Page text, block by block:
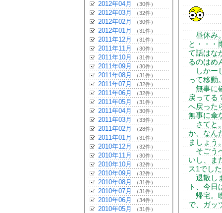
2012年04月 （30件）
2012年03月 （32件）
2012年02月 （30件）
2012年01月 （31件）
2011年12月 （31件）
2011年11月 （30件）
2011年10月 （31件）
2011年09月 （30件）
2011年08月 （31件）
2011年07月 （32件）
2011年06月 （32件）
2011年05月 （31件）
2011年04月 （30件）
2011年03月 （33件）
2011年02月 （28件）
2011年01月 （31件）
2010年12月 （32件）
2010年11月 （30件）
2010年10月 （32件）
2010年09月 （32件）
2010年08月 （31件）
2010年07月 （31件）
2010年06月 （34件）
2010年05月 （31件）
昼休み
と・・・
て話はな
るのはめ
しかー
って移動
無事に
戻ってる
へ戻った
無事に傘
さてと
か、なん
ましょう
そごう
いし、ま
ス1でし
退散し
ト、今日
帰宅。
で、ガッ